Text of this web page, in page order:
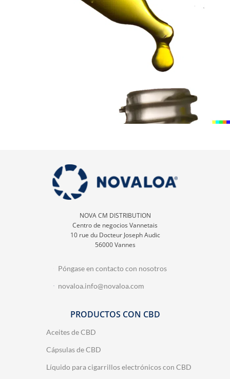
NOVA CM DISTRIBUTION
Centro de negocios Vannetais
10 rue du Docteur Joseph Audic
56000 Vannes
Póngase en contacto con nosotros
novaloa.info@novaloa.com
PRODUCTOS CON CBD
Aceites de CBD
Cápsulas de CBD
Líquido para cigarrillos electrónicos con CBD